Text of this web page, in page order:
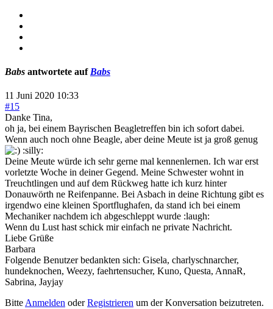
Babs antwortete auf Babs
11 Juni 2020 10:33
#15
Danke Tina,
oh ja, bei einem Bayrischen Beagletreffen bin ich sofort dabei.
Wenn auch noch ohne Beagle, aber deine Meute ist ja groß genug
:silly:
Deine Meute würde ich sehr gerne mal kennenlernen. Ich war erst
vorletzte Woche in deiner Gegend. Meine Schwester wohnt in
Treuchtlingen und auf dem Rückweg hatte ich kurz hinter
Donauwörth ne Reifenpanne. Bei Asbach in deine Richtung gibt es
irgendwo eine kleinen Sportflughafen, da stand ich bei einem
Mechaniker nachdem ich abgeschleppt wurde :laugh:
Wenn du Lust hast schick mir einfach ne private Nachricht.
Liebe Grüße
Barbara
Folgende Benutzer bedankten sich: Gisela, charlyschnarcher,
hundeknochen, Weezy, faehrtensucher, Kuno, Questa, AnnaR,
Sabrina, Jayjay
BitteAnmelden oderRegistrieren um der Konversation beizutreten.